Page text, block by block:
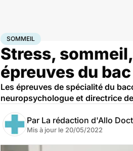
AccueilFamille
SOMMEIL
Stress,
épreuves du bac
Les épreuves de spécialité du
neuropsychologue et directrice
Par La rédaction d'Allo
Mis à jour le 20/05/2022